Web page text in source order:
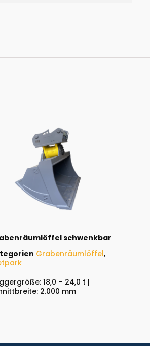
schwenkbar
Grabenräumlöffel,
18,0 – 24,0 t |
2.000 mm